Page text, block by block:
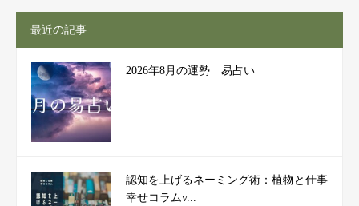
最近の記事
2026年8月の運勢 易占い
認知を上げるネーミング術：植物と仕事
幸せコラムv...